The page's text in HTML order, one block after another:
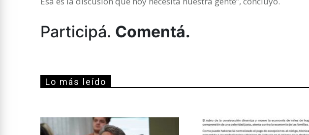
Participá. Comentá.
Lo más leído